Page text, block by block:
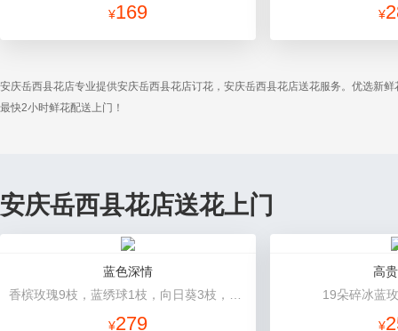
¥169 ¥
安庆岳西县花店专业提供安庆岳西县花店订花，安庆岳西县花店送花服务。优选新
最快2小时鲜花配送上门！
安庆岳西县花店送花上门
蓝色深情
¥279
高
19朵碎冰蓝
¥